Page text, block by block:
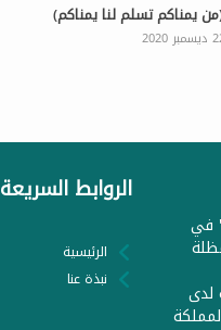
يمناكم تسلم لنا يمناكم)
في
لدى
الروابط السريعة
الرئيسية
نبذة عنا